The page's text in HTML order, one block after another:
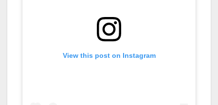
View this post on Instagram